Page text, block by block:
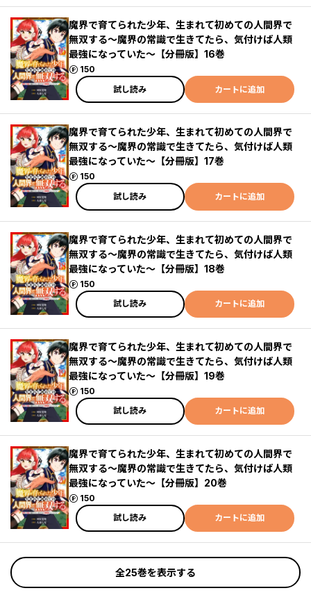
魔界で育てられた少年、生まれて初めての人間界で
無双する～魔界の常識で生きてたら、気付けば人類
最強になっていた～【分冊版】16巻
150
ポイント
試し読み
カートに追加
魔界で育てられた少年、生まれて初めての人間界で
無双する～魔界の常識で生きてたら、気付けば人類
最強になっていた～【分冊版】17巻
150
ポイント
試し読み
カートに追加
魔界で育てられた少年、生まれて初めての人間界で
無双する～魔界の常識で生きてたら、気付けば人類
最強になっていた～【分冊版】18巻
150
ポイント
試し読み
カートに追加
魔界で育てられた少年、生まれて初めての人間界で
無双する～魔界の常識で生きてたら、気付けば人類
最強になっていた～【分冊版】19巻
150
ポイント
試し読み
カートに追加
魔界で育てられた少年、生まれて初めての人間界で
無双する～魔界の常識で生きてたら、気付けば人類
最強になっていた～【分冊版】20巻
150
ポイント
試し読み
カートに追加
全25巻を表示する